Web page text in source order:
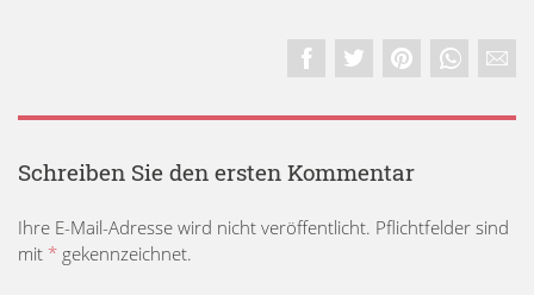
Schreiben Sie den ersten Kommentar
Ihre E-Mail-Adresse wird nicht veröffentlicht. Pflichtfelder sind
mit * gekennzeichnet.